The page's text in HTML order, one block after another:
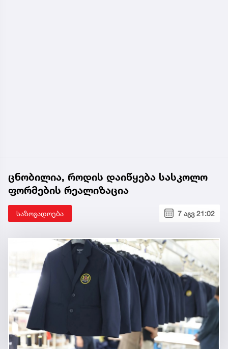
ცნობილია, როდის დაიწყება სასკოლო
ფორმების რეალიზაცია
საზოგადოება 7 აგვ 21:02